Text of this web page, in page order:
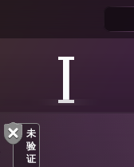
I
未
验
证